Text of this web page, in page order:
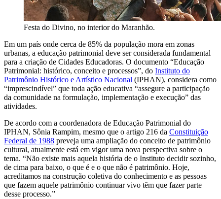
Festa do Divino, no interior do Maranhão.
Em um país onde cerca de 85% da população mora em zonas
urbanas, a educação patrimonial deve ser considerada fundamental
para a criação de Cidades Educadoras. O documento “Educação
Patrimonial: histórico, conceito e processos”, do Instituto do
Patrimônio Histórico e Artístico Nacional (IPHAN), considera como
“imprescindível” que toda ação educativa “assegure a participação
da comunidade na formulação, implementação e execução” das
atividades.
De acordo com a coordenadora de Educação Patrimonial do
IPHAN, Sônia Rampim, mesmo que o artigo 216 da Constituição
Federal de 1988 preveja uma ampliação do conceito de patrimônio
cultural, atualmente está em vigor uma nova perspectiva sobre o
tema. “Não existe mais aquela história de o Instituto decidir sozinho,
de cima para baixo, o que é e o que não é patrimônio. Hoje,
acreditamos na construção coletiva do conhecimento e as pessoas
que fazem aquele patrimônio continuar vivo têm que fazer parte
desse processo.”